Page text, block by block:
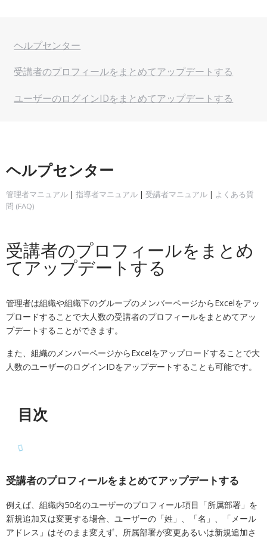
ヘルプセンター
受講者のプロフィールをまとめてアップデートする
ユーザーのログインIDをまとめてアップデートする
ヘルプセンター
管理者マニュアル | 指導者マニュアル | 受講者マニュアル | よくある質
問 (FAQ)
受講者のプロフィールをまとめ
てアップデートする
管理者は組織や組織下のグループのメンバーページからExcelをアッ
プロードすることで大人数の受講者のプロフィールをまとめてアッ
プデートすることができます。
また、 組織のメンバーページからExcelをアップロードすることで大
人数のユーザーのログインIDをアップデートすることも可能です。
目次
受講者のプロフィールをまとめてアップデートする
例えば、組織内50名のユーザーのプロフィール項目「所属部署」を
新規追加又は変更する場合、ユーザーの「姓」、「名」、「メール
アドレス」はそのまま変えず、所属部署が変更あるいは新規追加さ